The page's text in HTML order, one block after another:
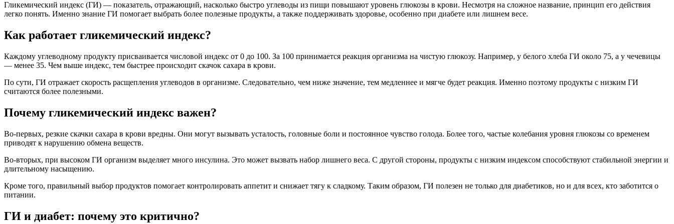
Гликемический индекс (ГИ) — показатель, отражающий, насколько быстро углеводы из пищи повышают уровень глюкозы в крови. Несмотря на сложное название, принцип его действия
легко понять. Именно знание ГИ помогает выбрать более полезные продукты, а также поддерживать здоровье, особенно при диабете или лишнем весе.
Как работает гликемический индекс?
Каждому углеводному продукту присваивается числовой индекс от 0 до 100. За 100 принимается реакция организма на чистую глюкозу. Например, у белого хлеба ГИ около 75, а у чечевицы
— менее 35. Чем выше индекс, тем быстрее происходит скачок сахара в крови.
По сути, ГИ отражает скорость расщепления углеводов в организме. Следовательно, чем ниже значение, тем медленнее и мягче будет реакция. Именно поэтому продукты с низким ГИ
считаются более полезными.
Почему гликемический индекс важен?
Во-первых, резкие скачки сахара в крови вредны. Они могут вызывать усталость, головные боли и постоянное чувство голода. Более того, частые колебания уровня глюкозы со временем
приводят к нарушению обмена веществ.
Во-вторых, при высоком ГИ организм выделяет много инсулина. Это может вызвать набор лишнего веса. С другой стороны, продукты с низким индексом способствуют стабильной энергии и
длительному насыщению.
Кроме того, правильный выбор продуктов помогает контролировать аппетит и снижает тягу к сладкому. Таким образом, ГИ полезен не только для диабетиков, но и для всех, кто заботится о
питании.
ГИ и диабет: почему это критично?